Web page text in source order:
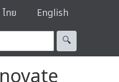
ไทย English
🔍︎